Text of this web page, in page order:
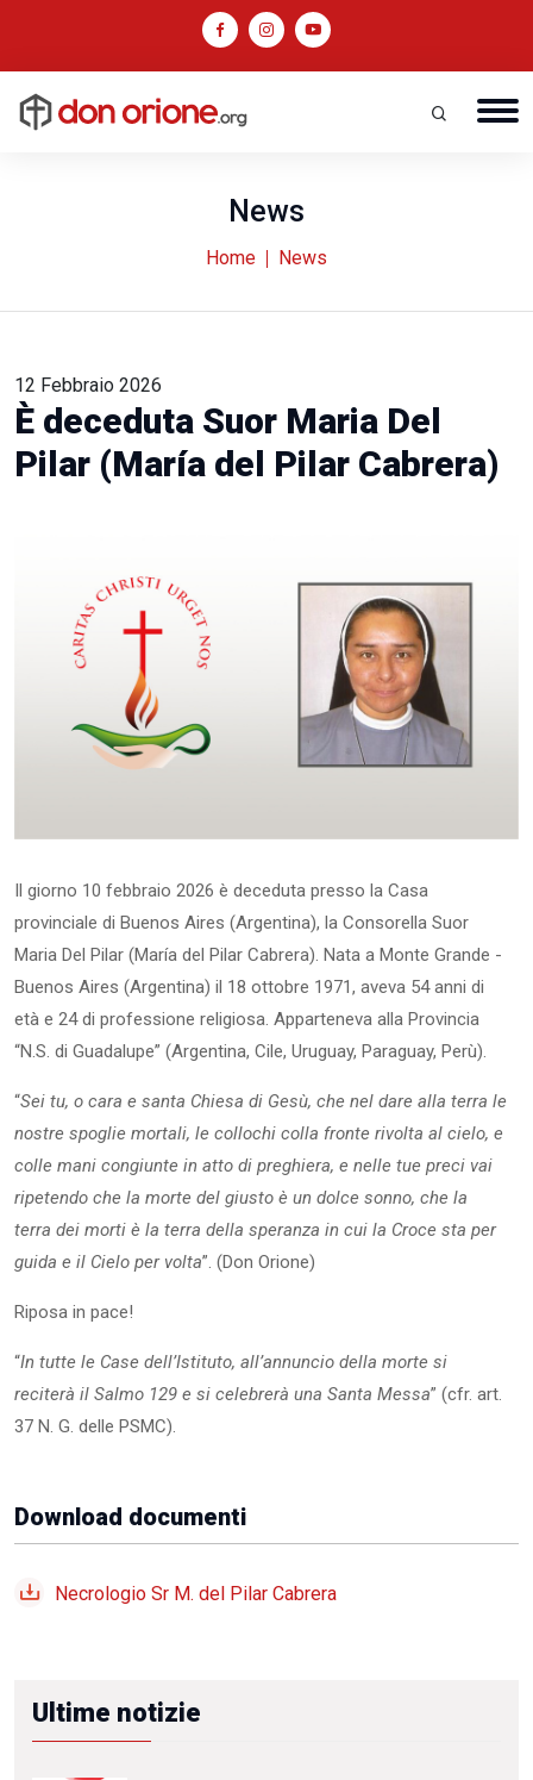
News
Home News
12 Febbraio 2026
È deceduta Suor Maria Del
Pilar (María del Pilar Cabrera)
Il giorno 10 febbraio 2026 è deceduta presso la Casa
provinciale di Buenos Aires (Argentina), la Consorella Suor
Maria Del Pilar (María del Pilar Cabrera). Nata a Monte Grande -
Buenos Aires (Argentina) il 18 ottobre 1971, aveva 54 anni di
età e 24 di professione religiosa. Apparteneva alla Provincia
“N.S. di Guadalupe” (Argentina, Cile, Uruguay, Paraguay, Perù).
“Sei tu, o cara e santa Chiesa di Gesù, che nel dare alla terra le
nostre spoglie mortali, le collochi colla fronte rivolta al cielo, e
colle mani congiunte in atto di preghiera, e nelle tue preci vai
ripetendo che la morte del giusto è un dolce sonno, che la
terra dei morti è la terra della speranza in cui la Croce sta per
guida e il Cielo per volta”. (Don Orione)
Riposa in pace!
“In tutte le Case dell’Istituto, all’annuncio della morte si
reciterà il Salmo 129 e si celebrerà una Santa Messa” (cfr. art.
37 N. G. delle PSMC).
Download documenti
Necrologio Sr M. del Pilar Cabrera
Ultime notizie